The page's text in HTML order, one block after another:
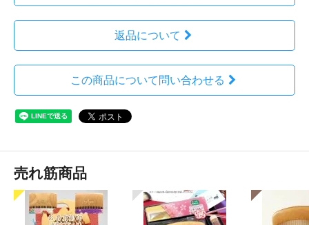
返品について
この商品について問い合わせる
売れ筋商品